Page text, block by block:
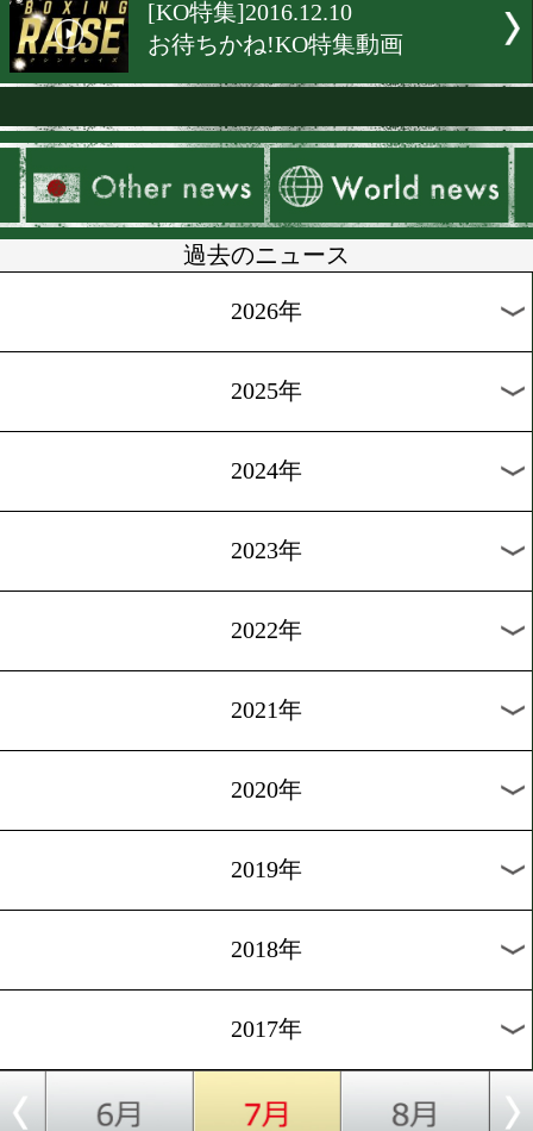
ボクシングマッチのネット
が本格化
[KO KiNG]2017.1.8
土屋修平vs野口将志 試合
610ヤングフェスティバル5
[KO特集]2016.12.17
Boxing Raise KO KiNG
[KO特集]2016.12.10
お待ちかね!KO特集動画
過去のニュース
2026年
2025年
2024年